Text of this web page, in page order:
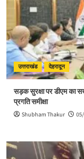
उन्नति:
विदुषी
अदिति
भारती
उत्तराखंड देहरादून
सड़क सुरक्षा पर डीएम का
प्रगति समीक्षा
Shubham Thakur